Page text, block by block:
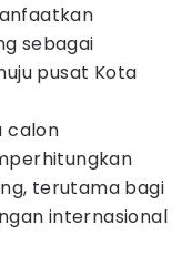
sebagai
pusat Kota
calon
terutama bagi
internasional